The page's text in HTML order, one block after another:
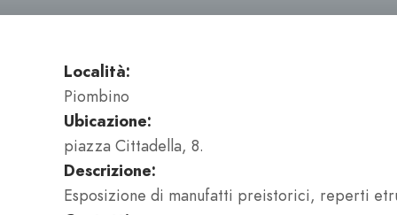
Località:
Piombino
Ubicazione:
piazza Cittadella, 8.
Descrizione:
Esposizione di manufatti preistorici, reperti